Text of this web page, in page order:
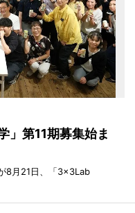
」第11期募集始ま
8月21日、「3×3Lab